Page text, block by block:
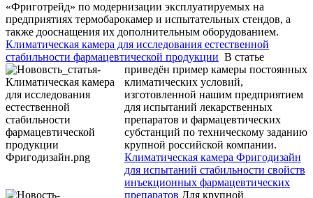
«Фриготрейд» по модернизации эксплуатируемых на
предприятиях термобарокамер и испытательных стендов, а
также дооснащения их дополнительным оборудованием.
Климатическая камера для исследования естественной
стабильности фармацевтической продукции В статье
приведён пример камеры постоянных
климатических условий,
изготовленной нашим предприятием
для испытаний лекарственных
препаратов и фармацевтических
субстанций по техническому заданию
крупной российской компании.
Климатическая камера Фригодизайн
для испытаний стабильности свойств
инъекционных фармацевтических
препаратов Для крупной